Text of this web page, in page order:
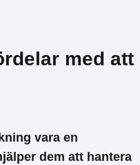
med att
vara en
dem att hantera